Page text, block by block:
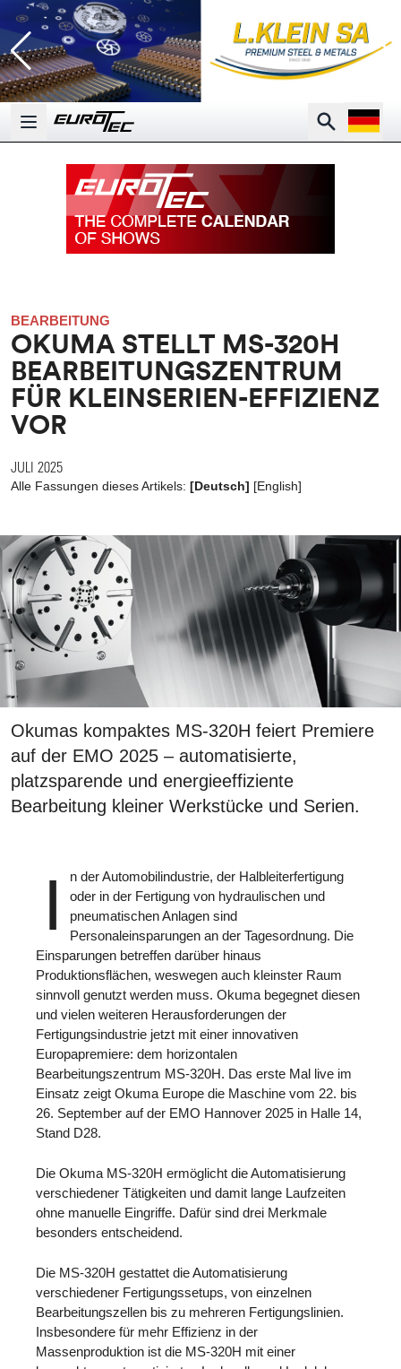
Open main menu
Search
Open
BEARBEITUNG
OKUMA STELLT MS-320H
BEARBEITUNGSZENTRUM
FÜR KLEINSERIEN-EFFIZIENZ
VOR
JULI 2025
Alle Fassungen dieses Artikels: [Deutsch] [English]
Okumas kompaktes MS-320H feiert Premiere
auf der EMO 2025 – automatisierte,
platzsparende und energieeffiziente
Bearbeitung kleiner Werkstücke und Serien.
I
n der Automobilindustrie, der Halbleiterfertigung
oder in der Fertigung von hydraulischen und
pneumatischen Anlagen sind
Personaleinsparungen an der Tagesordnung. Die
Einsparungen betreffen darüber hinaus
Produktionsflächen, weswegen auch kleinster Raum
sinnvoll genutzt werden muss. Okuma begegnet diesen
und vielen weiteren Herausforderungen der
Fertigungsindustrie jetzt mit einer innovativen
Europapremiere: dem horizontalen
Bearbeitungszentrum MS-320H. Das erste Mal live im
Einsatz zeigt Okuma Europe die Maschine vom 22. bis
26. September auf der EMO Hannover 2025 in Halle 14,
Stand D28.
Die Okuma MS-320H ermöglicht die Automatisierung
verschiedener Tätigkeiten und damit lange Laufzeiten
ohne manuelle Eingriffe. Dafür sind drei Merkmale
besonders entscheidend.
Die MS-320H gestattet die Automatisierung
verschiedener Fertigungssetups, von einzelnen
Bearbeitungszellen bis zu mehreren Fertigungslinien.
Insbesondere für mehr Effizienz in der
Massenproduktion ist die MS-320H mit einer